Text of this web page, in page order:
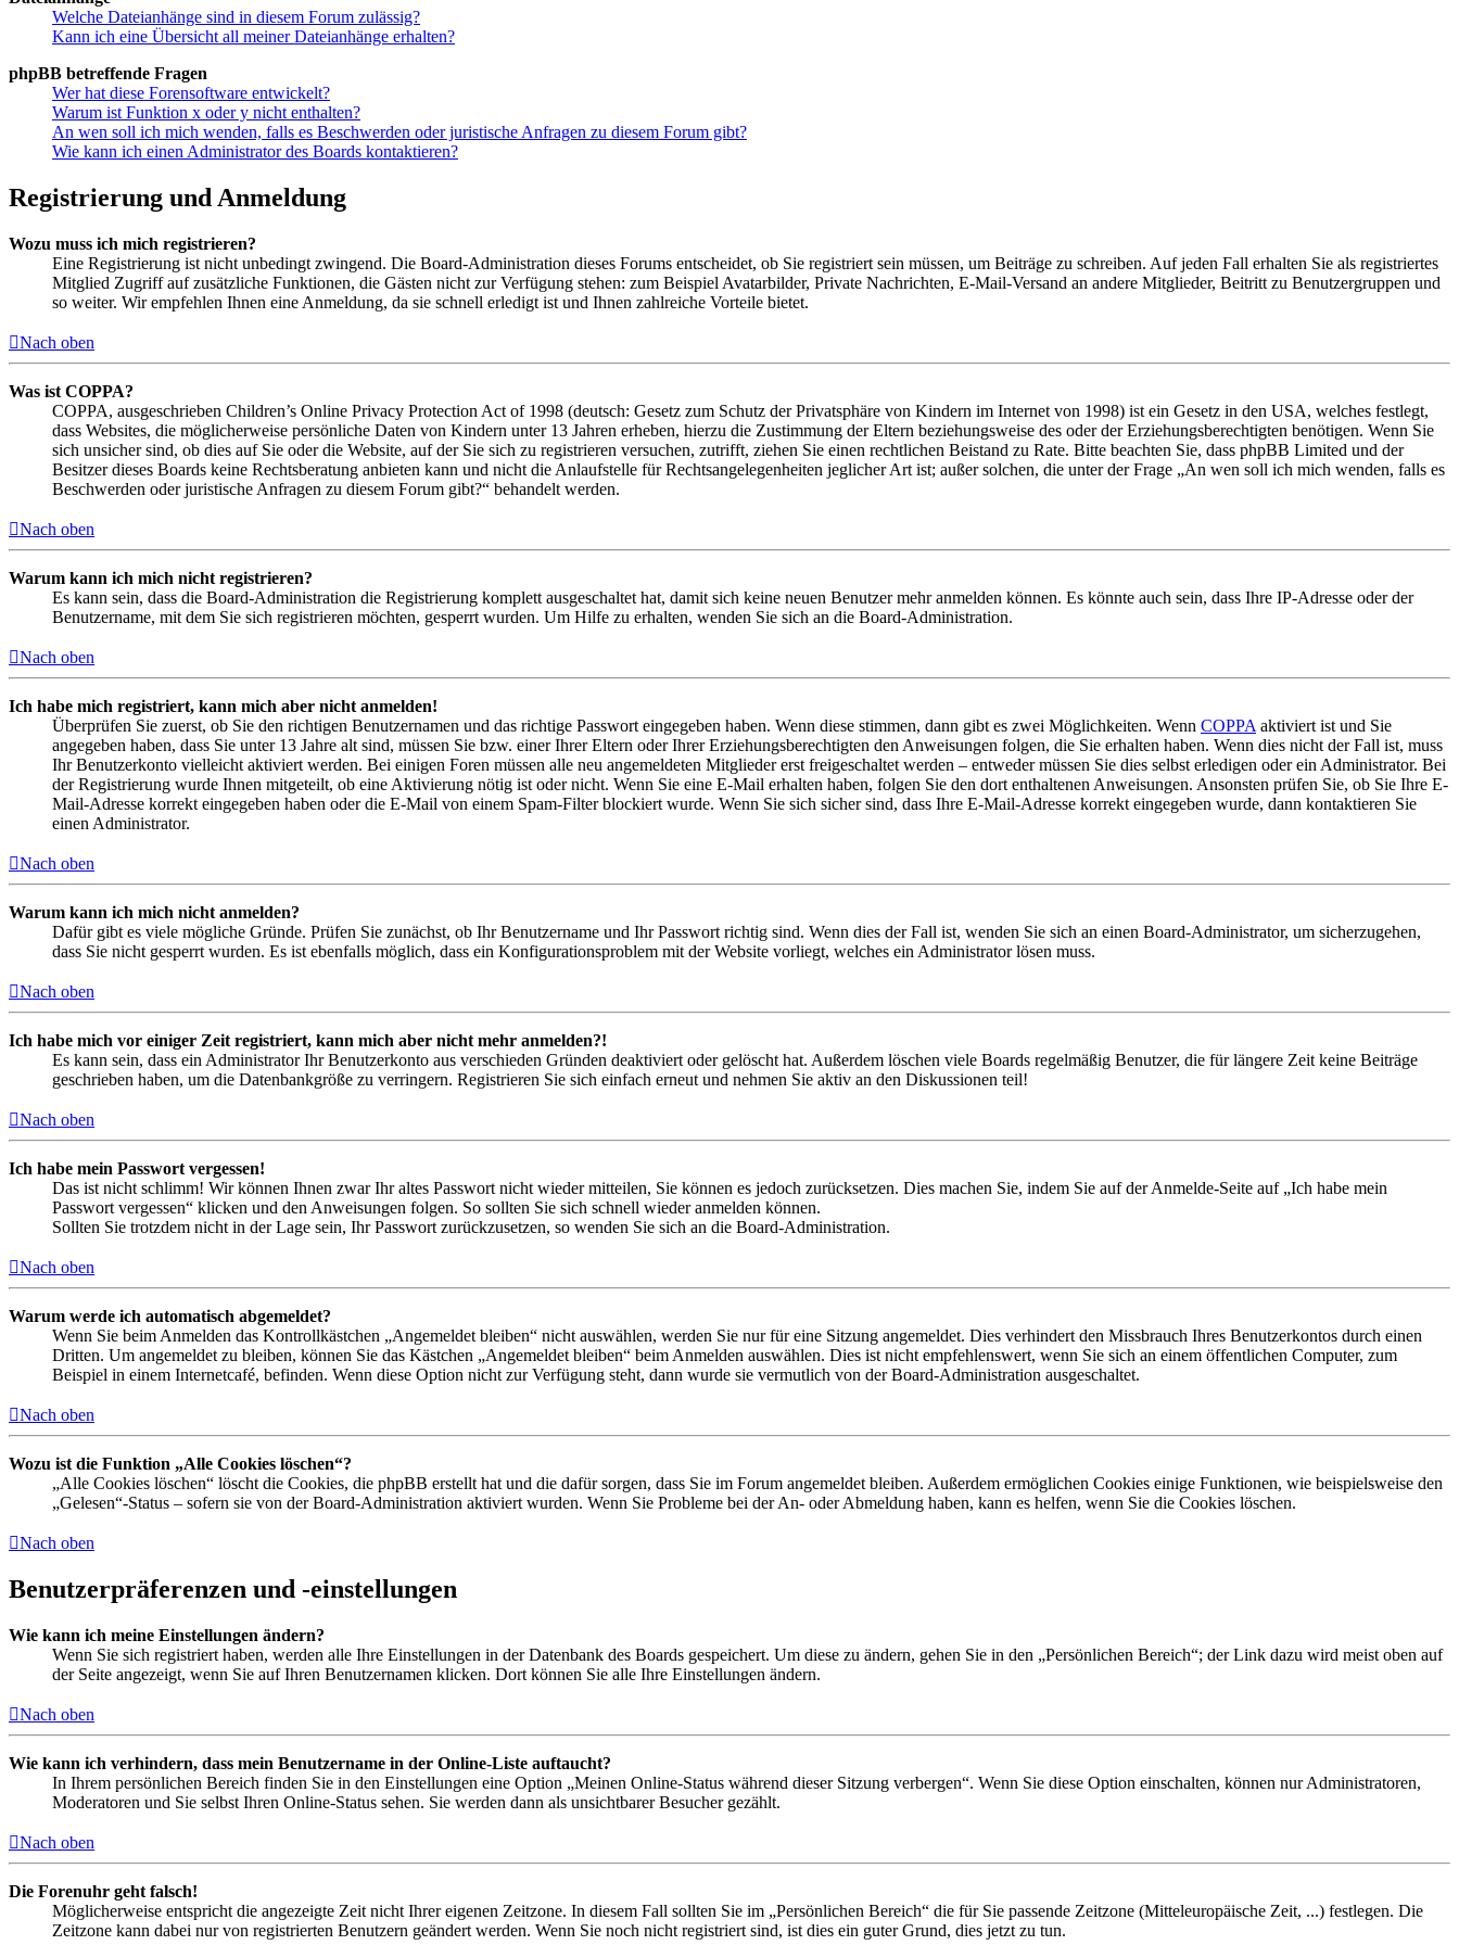
Welche Dateianhänge sind in diesem Forum zulässig?
Kann ich eine Übersicht all meiner Dateianhänge erhalten?
phpBB betreffende Fragen
Wer hat diese Forensoftware entwickelt?
Warum ist Funktion x oder y nicht enthalten?
An wen soll ich mich wenden, falls es Beschwerden oder juristische Anfragen zu diesem Forum gibt?
Wie kann ich einen Administrator des Boards kontaktieren?
Registrierung und Anmeldung
Wozu muss ich mich registrieren?
Eine Registrierung ist nicht unbedingt zwingend. Die Board-Administration dieses Forums entscheidet, ob Sie registriert sein müssen, um Beiträge zu schreiben. Auf jeden Fall erhalten Sie als registriertes
Mitglied Zugriff auf zusätzliche Funktionen, die Gästen nicht zur Verfügung stehen: zum Beispiel Avatarbilder, Private Nachrichten, E-Mail-Versand an andere Mitglieder, Beitritt zu Benutzergruppen und
so weiter. Wir empfehlen Ihnen eine Anmeldung, da sie schnell erledigt ist und Ihnen zahlreiche Vorteile bietet.
Nach oben
Was ist COPPA?
COPPA, ausgeschrieben Children’s Online Privacy Protection Act of 1998 (deutsch: Gesetz zum Schutz der Privatsphäre von Kindern im Internet von 1998) ist ein Gesetz in den USA, welches festlegt,
dass Websites, die möglicherweise persönliche Daten von Kindern unter 13 Jahren erheben, hierzu die Zustimmung der Eltern beziehungsweise des oder der Erziehungsberechtigten benötigen. Wenn Sie
sich unsicher sind, ob dies auf Sie oder die Website, auf der Sie sich zu registrieren versuchen, zutrifft, ziehen Sie einen rechtlichen Beistand zu Rate. Bitte beachten Sie, dass phpBB Limited und der
Besitzer dieses Boards keine Rechtsberatung anbieten kann und nicht die Anlaufstelle für Rechtsangelegenheiten jeglicher Art ist; außer solchen, die unter der Frage „An wen soll ich mich wenden, falls es
Beschwerden oder juristische Anfragen zu diesem Forum gibt?“ behandelt werden.
Nach oben
Warum kann ich mich nicht registrieren?
Es kann sein, dass die Board-Administration die Registrierung komplett ausgeschaltet hat, damit sich keine neuen Benutzer mehr anmelden können. Es könnte auch sein, dass Ihre IP-Adresse oder der
Benutzername, mit dem Sie sich registrieren möchten, gesperrt wurden. Um Hilfe zu erhalten, wenden Sie sich an die Board-Administration.
Nach oben
Ich habe mich registriert, kann mich aber nicht anmelden!
Überprüfen Sie zuerst, ob Sie den richtigen Benutzernamen und das richtige Passwort eingegeben haben. Wenn diese stimmen, dann gibt es zwei Möglichkeiten. Wenn COPPA aktiviert ist und Sie
angegeben haben, dass Sie unter 13 Jahre alt sind, müssen Sie bzw. einer Ihrer Eltern oder Ihrer Erziehungsberechtigten den Anweisungen folgen, die Sie erhalten haben. Wenn dies nicht der Fall ist, muss
Ihr Benutzerkonto vielleicht aktiviert werden. Bei einigen Foren müssen alle neu angemeldeten Mitglieder erst freigeschaltet werden – entweder müssen Sie dies selbst erledigen oder ein Administrator. Bei
der Registrierung wurde Ihnen mitgeteilt, ob eine Aktivierung nötig ist oder nicht. Wenn Sie eine E-Mail erhalten haben, folgen Sie den dort enthaltenen Anweisungen. Ansonsten prüfen Sie, ob Sie Ihre E-
Mail-Adresse korrekt eingegeben haben oder die E-Mail von einem Spam-Filter blockiert wurde. Wenn Sie sich sicher sind, dass Ihre E-Mail-Adresse korrekt eingegeben wurde, dann kontaktieren Sie
einen Administrator.
Nach oben
Warum kann ich mich nicht anmelden?
Dafür gibt es viele mögliche Gründe. Prüfen Sie zunächst, ob Ihr Benutzername und Ihr Passwort richtig sind. Wenn dies der Fall ist, wenden Sie sich an einen Board-Administrator, um sicherzugehen,
dass Sie nicht gesperrt wurden. Es ist ebenfalls möglich, dass ein Konfigurationsproblem mit der Website vorliegt, welches ein Administrator lösen muss.
Nach oben
Ich habe mich vor einiger Zeit registriert, kann mich aber nicht mehr anmelden?!
Es kann sein, dass ein Administrator Ihr Benutzerkonto aus verschieden Gründen deaktiviert oder gelöscht hat. Außerdem löschen viele Boards regelmäßig Benutzer, die für längere Zeit keine Beiträge
geschrieben haben, um die Datenbankgröße zu verringern. Registrieren Sie sich einfach erneut und nehmen Sie aktiv an den Diskussionen teil!
Nach oben
Ich habe mein Passwort vergessen!
Das ist nicht schlimm! Wir können Ihnen zwar Ihr altes Passwort nicht wieder mitteilen, Sie können es jedoch zurücksetzen. Dies machen Sie, indem Sie auf der Anmelde-Seite auf „Ich habe mein
Passwort vergessen“ klicken und den Anweisungen folgen. So sollten Sie sich schnell wieder anmelden können.
Sollten Sie trotzdem nicht in der Lage sein, Ihr Passwort zurückzusetzen, so wenden Sie sich an die Board-Administration.
Nach oben
Warum werde ich automatisch abgemeldet?
Wenn Sie beim Anmelden das Kontrollkästchen „Angemeldet bleiben“ nicht auswählen, werden Sie nur für eine Sitzung angemeldet. Dies verhindert den Missbrauch Ihres Benutzerkontos durch einen
Dritten. Um angemeldet zu bleiben, können Sie das Kästchen „Angemeldet bleiben“ beim Anmelden auswählen. Dies ist nicht empfehlenswert, wenn Sie sich an einem öffentlichen Computer, zum
Beispiel in einem Internetcafé, befinden. Wenn diese Option nicht zur Verfügung steht, dann wurde sie vermutlich von der Board-Administration ausgeschaltet.
Nach oben
Wozu ist die Funktion „Alle Cookies löschen“?
„Alle Cookies löschen“ löscht die Cookies, die phpBB erstellt hat und die dafür sorgen, dass Sie im Forum angemeldet bleiben. Außerdem ermöglichen Cookies einige Funktionen, wie beispielsweise den
„Gelesen“-Status – sofern sie von der Board-Administration aktiviert wurden. Wenn Sie Probleme bei der An- oder Abmeldung haben, kann es helfen, wenn Sie die Cookies löschen.
Nach oben
Benutzerpräferenzen und -einstellungen
Wie kann ich meine Einstellungen ändern?
Wenn Sie sich registriert haben, werden alle Ihre Einstellungen in der Datenbank des Boards gespeichert. Um diese zu ändern, gehen Sie in den „Persönlichen Bereich“; der Link dazu wird meist oben auf
der Seite angezeigt, wenn Sie auf Ihren Benutzernamen klicken. Dort können Sie alle Ihre Einstellungen ändern.
Nach oben
Wie kann ich verhindern, dass mein Benutzername in der Online-Liste auftaucht?
In Ihrem persönlichen Bereich finden Sie in den Einstellungen eine Option „Meinen Online-Status während dieser Sitzung verbergen“. Wenn Sie diese Option einschalten, können nur Administratoren,
Moderatoren und Sie selbst Ihren Online-Status sehen. Sie werden dann als unsichtbarer Besucher gezählt.
Nach oben
Die Forenuhr geht falsch!
Möglicherweise entspricht die angezeigte Zeit nicht Ihrer eigenen Zeitzone. In diesem Fall sollten Sie im „Persönlichen Bereich“ die für Sie passende Zeitzone (Mitteleuropäische Zeit, ...) festlegen. Die
Zeitzone kann dabei nur von registrierten Benutzern geändert werden. Wenn Sie noch nicht registriert sind, ist dies ein guter Grund, dies jetzt zu tun.